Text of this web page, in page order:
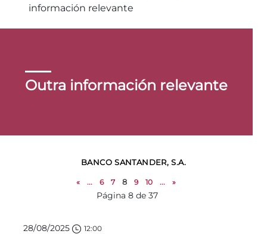
información relevante
Outra información relevante
BANCO SANTANDER, S.A.
« ... 6 7 8 9 10 ... »
Página 8 de 37
28/08/2025 12:00